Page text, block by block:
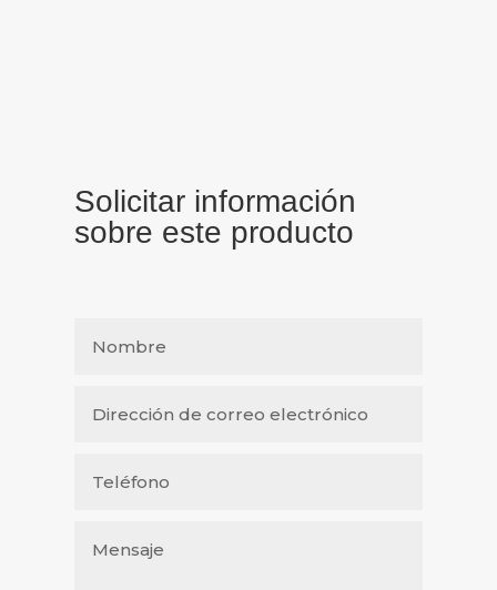
Solicitar información
sobre este producto